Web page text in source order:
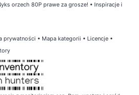
orzech 80P prawe za grosze! • Inspiracje i
prywatności • Mapa kategorii • Licencje •